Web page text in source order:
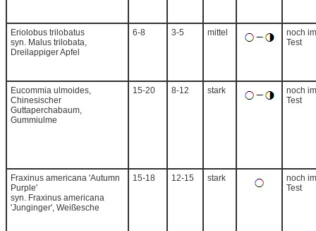
Eriolobus trilobatus
syn. Malus trilobata,
Dreilappiger Apfel
6-8 3-5 mittel
noch im
Test
Eucommia ulmoides,
Chinesischer
Guttaperchabaum,
Gummiulme
15-20 8-12 stark
noch im
Test
Fraxinus americana 'Autumn
Purple'
syn. Fraxinus americana
'Junginger', Weißesche
15-18 12-15 stark
noch im
Test